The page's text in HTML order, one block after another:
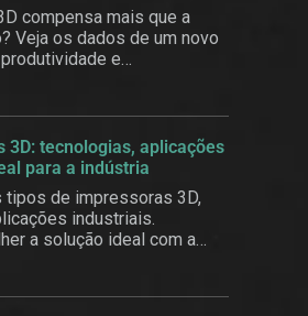
compensa mais que a
Veja os dados de um novo
e
3D: tecnologias, aplicações
para a indústria
tipos de impressoras 3D,
industriais.
a solução ideal com a